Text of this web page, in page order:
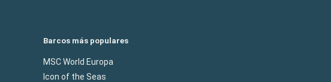
Barcos más populares
MSC World Europa
Icon of the Seas